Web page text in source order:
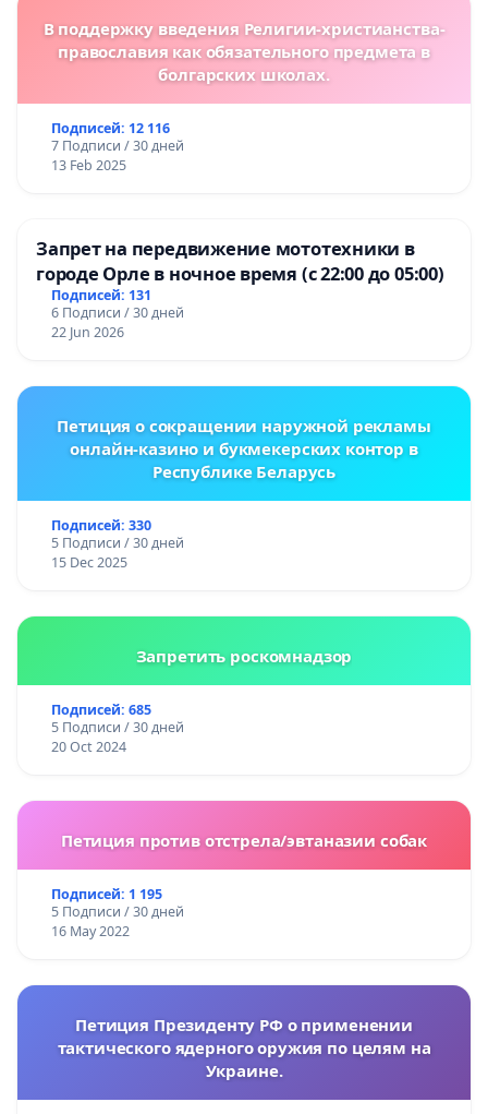
В поддержку введения Религии-христианства-
православия как обязательного предмета в
болгарских школах.
Подписей: 12 116
7 Подписи / 30 дней
13 Feb 2025
Запрет на передвижение мототехники в
городе Орле в ночное время (с 22:00 до 05:00)
Подписей: 131
6 Подписи / 30 дней
22 Jun 2026
Петиция о сокращении наружной рекламы
онлайн-казино и букмекерских контор в
Республике Беларусь
Подписей: 330
5 Подписи / 30 дней
15 Dec 2025
Запретить роскомнадзор
Подписей: 685
5 Подписи / 30 дней
20 Oct 2024
Петиция против отстрела/эвтаназии собак
Подписей: 1 195
5 Подписи / 30 дней
16 May 2022
Петиция Президенту РФ о применении
тактического ядерного оружия по целям на
Украине.